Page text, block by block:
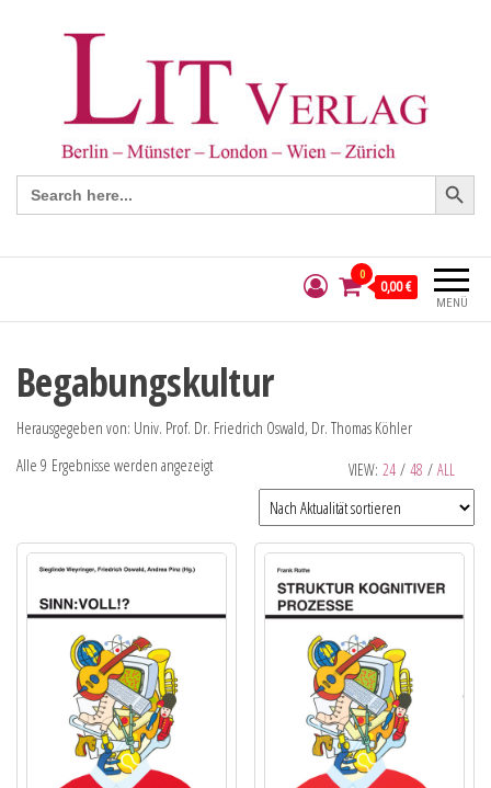
Search
for:
Search Button
MENÜ
0
0,00 €
Begabungskultur
Herausgegeben von: Univ. Prof. Dr. Friedrich Oswald, Dr. Thomas Köhler
VIEW: 24 / 48 / ALL
Alle 9 Ergebnisse werden angezeigt